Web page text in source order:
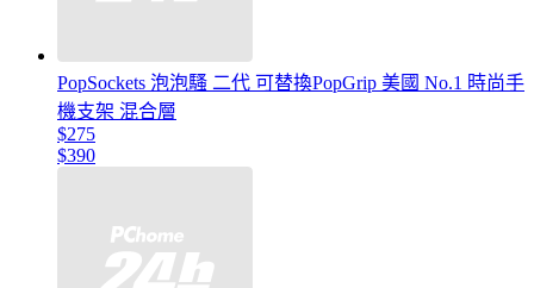
PopSockets 泡泡騷 二代 可替換PopGrip 美國 No.1 時尚手
機支架 混合層
$275
$390